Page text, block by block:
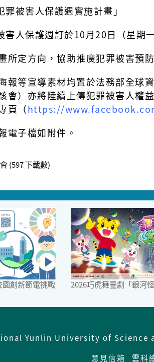
被害人保護週實施計畫」
害人保護週訂於10月20日（星期
所定方向，協助推廣犯罪被害預
報等宣導素材均置於法務部全球
會）亦將陸續上傳犯罪被害人權
頁（https://
電子檔如附件。
(597 下載數)
創新節電挑戰
2026巧虎舞臺劇「銀河
Yunlin University of
意見信箱
雲科